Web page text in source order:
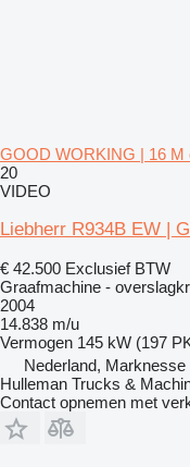
GOOD WORKING | 16 M
20
VIDEO
Liebherr R934B EW |
€ 42.500 Exclusief BTW
Graafmachine -
2004
14.838 m/u
Vermogen 145 kW (197
Nederland, Marknesse
Hulleman Trucks &
Contact opnemen met